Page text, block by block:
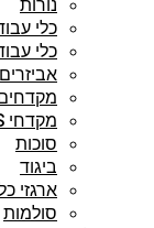
נורות
כלי
כלי
מקדחי SDS
סוכות
ביגוד
ארגזי
סולמות